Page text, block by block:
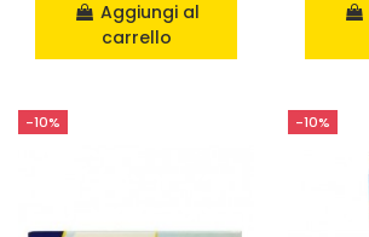
Aggiungi al
carrello
-10% -10%